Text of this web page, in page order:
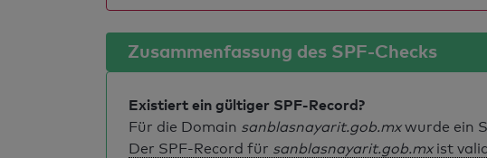
Zusammenfassung des SPF-Checks
Existiert ein gültiger SPF-Record?
Für die Domain sanblasnayarit.gob.mxwurde ein
Der SPF-Record für sanblasnayarit.gob.mxist